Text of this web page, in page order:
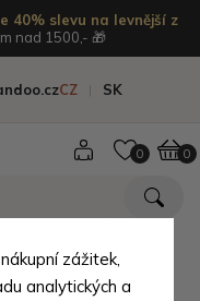
40% slevu na levnější z
nad 1500,- 🎁
CZ SK
0 0
zážitek,
analytických a